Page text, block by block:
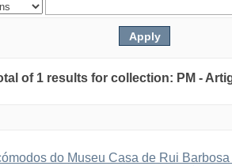
of 1 results for collection: PM -
do Museu Casa de Rui